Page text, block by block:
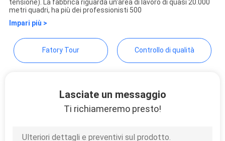
tensione). La fabbrica riguarda un'area di lavoro di quasi 20.000
metri quadri, ha più dei professionisti 500
Impari più >
Fatory Tour Controllo di qualità
Lasciate un messaggio
Ti richiameremo presto!